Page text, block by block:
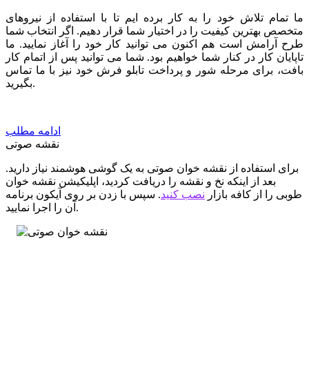
ما تمام تلاش خود را به کار برده ایم تا با استفاده از نیروهای
متخصص بهترین کیفیت را در اختیار شما قرار دهیم. اگر انتخاب شما
طرح آرامش است هم اکنون می توانید کار خود را آغاز نمایید. ما
تاپایان کار در کنار شما خواهیم بود. شما می توانید پس از اتمام کار
بافت، برای مرحله شور و پرداخت تابلو فرش خود نیز با ما تماس
بگیرید.
ادامه مطلب
نقشه صوتی
برای استفاده از نقشه خوان صوتی به یک گوشی هوشمند نیاز دارید.
بعد از اینکه نخ و نقشه را دریافت کردید، اپلیکیشن نقشه خوان
طوبی را از کافه بازار نصب کنید. سپس با زدن بر روی آیکون برنامه
آن را اجرا نمایید.